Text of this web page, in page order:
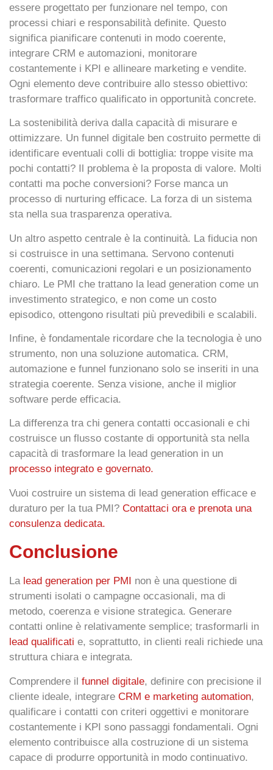
essere progettato per funzionare nel tempo, con
processi chiari e responsabilità definite. Questo
significa pianificare contenuti in modo coerente,
integrare CRM e automazioni, monitorare
costantemente i KPI e allineare marketing e vendite.
Ogni elemento deve contribuire allo stesso obiettivo:
trasformare traffico qualificato in opportunità concrete.
La sostenibilità deriva dalla capacità di misurare e
ottimizzare. Un funnel digitale ben costruito permette di
identificare eventuali colli di bottiglia: troppe visite ma
pochi contatti? Il problema è la proposta di valore. Molti
contatti ma poche conversioni? Forse manca un
processo di nurturing efficace. La forza di un sistema
sta nella sua trasparenza operativa.
Un altro aspetto centrale è la continuità. La fiducia non
si costruisce in una settimana. Servono contenuti
coerenti, comunicazioni regolari e un posizionamento
chiaro. Le PMI che trattano la lead generation come un
investimento strategico, e non come un costo
episodico, ottengono risultati più prevedibili e scalabili.
Infine, è fondamentale ricordare che la tecnologia è uno
strumento, non una soluzione automatica. CRM,
automazione e funnel funzionano solo se inseriti in una
strategia coerente. Senza visione, anche il miglior
software perde efficacia.
La differenza tra chi genera contatti occasionali e chi
costruisce un flusso costante di opportunità sta nella
capacità di trasformare la lead generation in un
processo integrato e governato.
Vuoi costruire un sistema di lead generation efficace e
duraturo per la tua PMI? Contattaci ora e prenota una
consulenza dedicata.
Conclusione
La lead generation per PMI
non è una questione di
strumenti isolati o campagne occasionali, ma di
metodo, coerenza e visione strategica. Generare
contatti online è relativamente semplice; trasformarli in
lead qualificati e, soprattutto, in clienti reali richiede una
struttura chiara e integrata.
Comprendere il funnel digitale, definire con precisione il
cliente ideale, integrare CRM e marketing automation,
qualificare i contatti con criteri oggettivi e monitorare
costantemente i KPI sono passaggi fondamentali. Ogni
elemento contribuisce alla costruzione di un sistema
capace di produrre opportunità in modo continuativo.